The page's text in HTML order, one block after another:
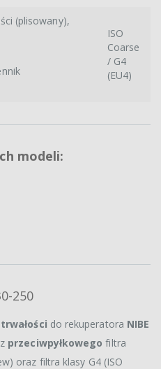
(plisowany),
ISO
Coarse
/ G4
(EU4)
modeli:
250
do rekuperatora NIBE
przeciwpyłkowego filtra
oraz filtra klasy G4 (ISO